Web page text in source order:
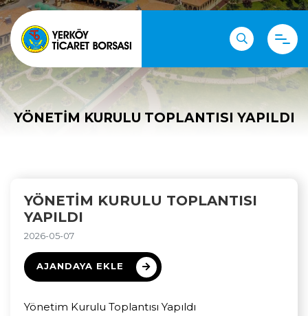
YÖNETIM KURULU TOPLANTISI YAPILDI
YÖNETIM KURULU TOPLANTISI
YAPILDI
2026-05-07
AJANDAYA EKLE
Yönetim Kurulu Toplantısı Yapıldı